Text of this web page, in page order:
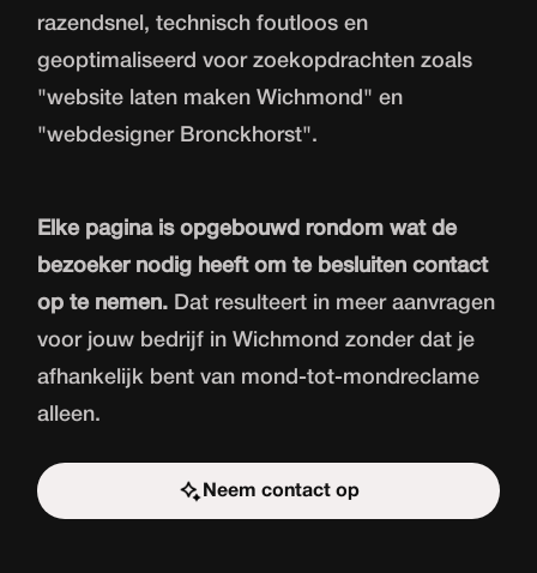
razendsnel, technisch foutloos en
geoptimaliseerd voor zoekopdrachten zoals
"website laten maken Wichmond" en
"webdesigner Bronckhorst".
Elke pagina is opgebouwd rondom wat de
bezoeker nodig heeft om te besluiten contact
op te nemen. Dat resulteert in meer aanvragen
voor jouw bedrijf in Wichmond zonder dat je
afhankelijk bent van mond-tot-mondreclame
alleen.
Neem contact op
Start de uitdaging